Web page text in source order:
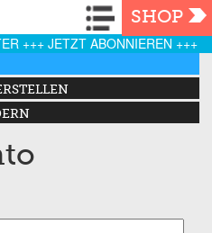
Navigation
SHOP
+++ JETZT ABONNIEREN +++